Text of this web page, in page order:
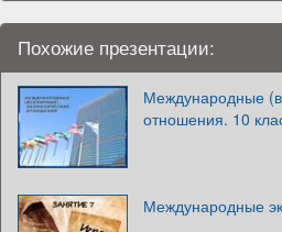
Похожие презентации:
Международные
отношения. 10
Международные